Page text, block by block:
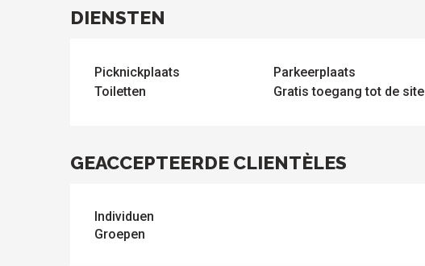
DIENSTEN
Picknickplaats Parkeerplaats
Toiletten
Gratis toegang tot de site
GEACCEPTEERDE CLIENTÈLES
Individuen
Groepen